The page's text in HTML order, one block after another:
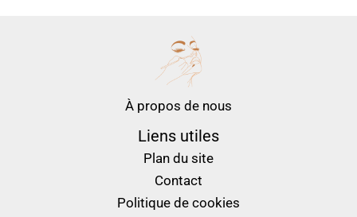
À propos de nous
Liens utiles
Plan du site
Contact
Politique de cookies